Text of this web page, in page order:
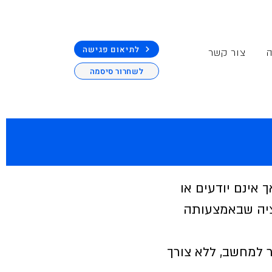
לתיאום פגישה
לשחרור סיסמה
צור קשר
יודעים או
שבאמצעותה
למחשב, ללא צורך